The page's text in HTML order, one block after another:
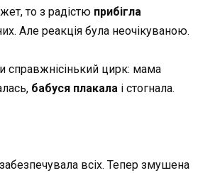
то з радістю прибігла
Але реакція була неочікуваною.
справжнісінький цирк: мама
бабуся плакала і стогнала.
всіх. Тепер змушена